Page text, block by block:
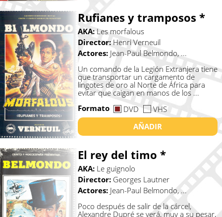
Rufianes y tramposos *
AKA:Les morfalous
Director:Henri Verneuil
Actores: Jean-Paul Belmondo, ...
Un comando de la Legión Extranjera tiene
que transportar un cargamento de
lingotes de oro al Norte de África para
evitar que caigan en manos de los ...
Formato
DVD
VHS
AÑADIR
El rey del timo *
AKA: Le guignolo
Director: Georges Lautner
Actores: Jean-Paul Belmondo, ...
Poco después de salir de la cárcel,
Alexandre Dupré se verá, muy a su pesar,